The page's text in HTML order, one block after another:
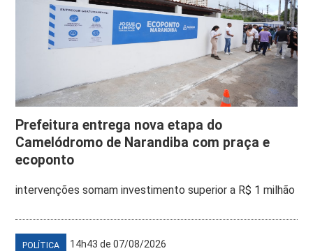
Prefeitura entrega nova etapa do
Camelódromo de Narandiba com praça e
ecoponto
intervenções somam investimento superior a R$ 1 milhão
POLÍTICA 14h43 de 07/08/2026